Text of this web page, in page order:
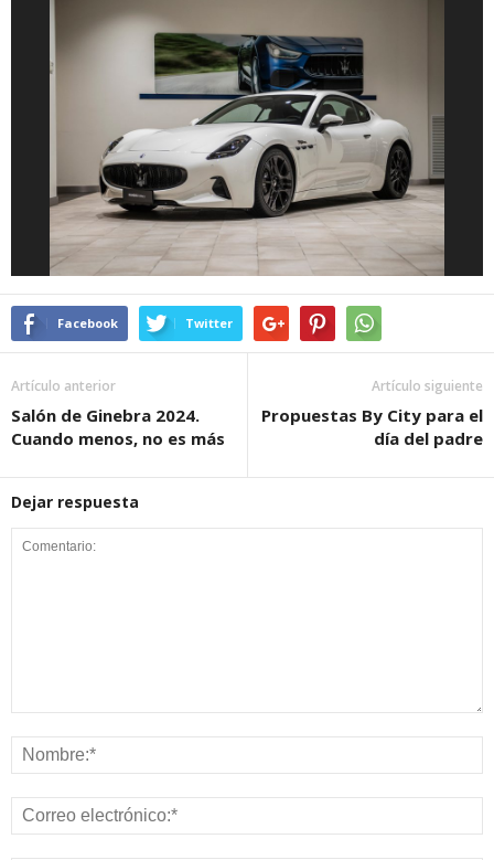
Facebook Twitter
Artículo anterior
Salón de Ginebra 2024.
Cuando menos, no es más
Artículo siguiente
Propuestas By City para el
día del padre
Dejar respuesta